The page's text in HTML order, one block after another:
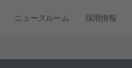
ニュースルーム 採用情報